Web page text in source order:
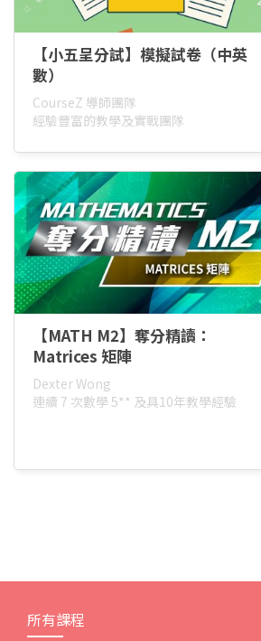
【小五呈分試】模擬試卷（中英
數）
CourseZ 導師團隊
經驗豐富的教學及實戰團隊
【MATH M2】奪分精讀：
Matrices 矩陣
Dexter Wong
連續 7 次數學 5** 及具10年教學經驗
所有課程